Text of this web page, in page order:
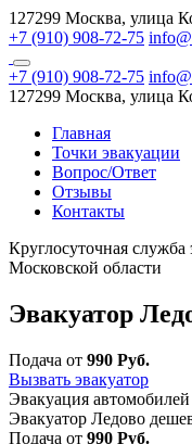
127299 Москва, улица
+7 (910) 908-72-75
+7 (910) 908-72-75
127299 Москва, улица
Главная
Точки эвакуации
Вопрос/Ответ
Отзывы
Контакты
Круглосуточная
Московской области
Эвакуатор
Подача от 990 Руб.
Вызвать эвакуатор
Эвакуация
Эвакуатор Ледово
Подача от 990 Руб.